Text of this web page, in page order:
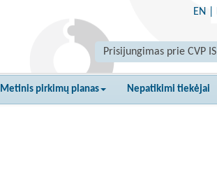
EN
Prisijungimas prie CVP IS
Metinis pirkimų planas Nepatikimi tiekėjai